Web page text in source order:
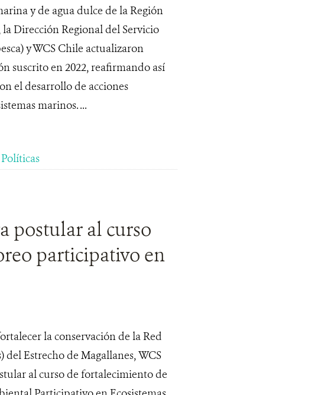
y de agua dulce de la Región
Dirección Regional del Servicio
y WCS Chile actualizaron
suscrito en 2022, reafirmando así
el desarrollo de acciones
marinos. ...
Políticas
postular al curso
participativo en
la conservación de la Red
del Estrecho de Magallanes, WCS
al curso de fortalecimiento de